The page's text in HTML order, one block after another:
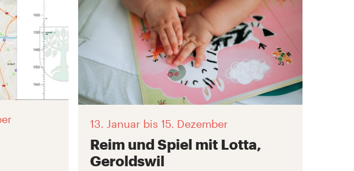
13. Januar bis 15. Dezember
Reim und Spiel mit Lotta,
Geroldswil